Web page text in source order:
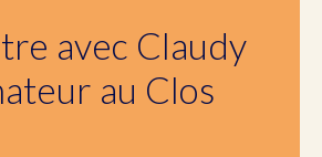
avec Claudy
au Clos